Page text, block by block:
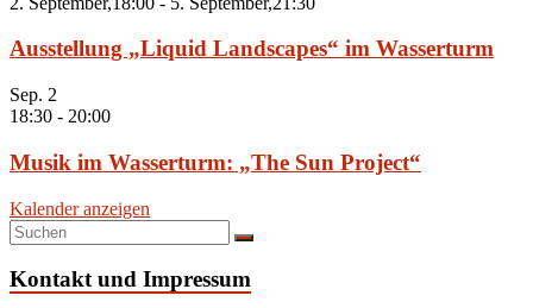
Ausstellung „Liquid Landscapes“ im Wasserturm
Sep. 2
18:30 - 20:00
Musik im Wasserturm: „The Sun Project“
Kalender anzeigen
Kontakt und Impressum